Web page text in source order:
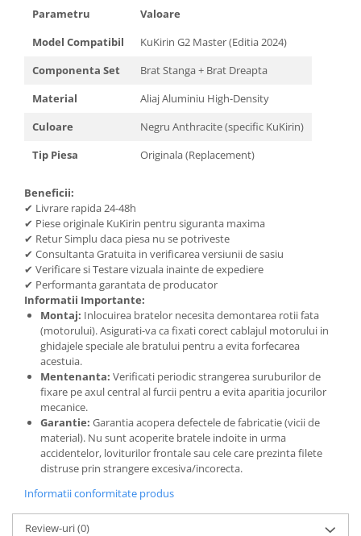
Parametru
Valoare
Model Compatibil
KuKirin G2 Master (Editia 2024)
Componenta Set
Brat Stanga + Brat Dreapta
Material
Aliaj Aluminiu High-Density
Culoare
Negru Anthracite (specific KuKirin)
Tip Piesa
Originala (Replacement)
Beneficii:
✔ Livrare rapida 24-48h
✔ Piese originale KuKirin pentru siguranta maxima
✔ Retur Simplu daca piesa nu se potriveste
✔ Consultanta Gratuita in verificarea versiunii de sasiu
✔ Verificare si Testare vizuala inainte de expediere
✔ Performanta garantata de producator
Informatii Importante:
Montaj: Inlocuirea bratelor necesita demontarea rotii fata
(motorului). Asigurati-va ca fixati corect cablajul motorului in
ghidajele speciale ale bratului pentru a evita forfecarea
acestuia.
Mentenanta: Verificati periodic strangerea suruburilor de
fixare pe axul central al furcii pentru a evita aparitia jocurilor
mecanice.
Garantie: Garantia acopera defectele de fabricatie (vicii de
material). Nu sunt acoperite bratele indoite in urma
accidentelor, loviturilor frontale sau cele care prezinta filete
distruse prin strangere excesiva/incorecta.
Informatii conformitate produs
Review-uri(0)